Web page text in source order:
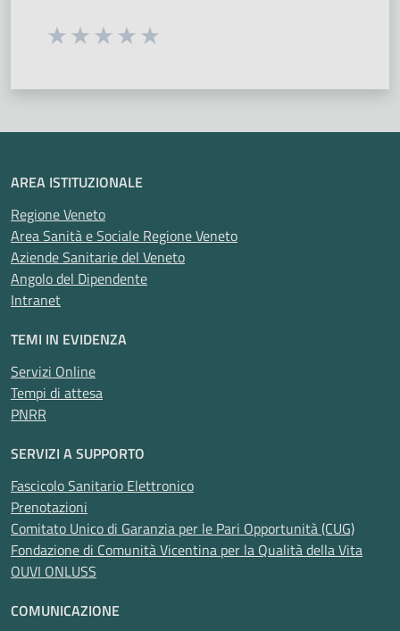
Seleziona una valutazione da 1 a 5 stelle
AREA ISTITUZIONALE
Regione Veneto
Area Sanità e Sociale Regione Veneto
Aziende Sanitarie del Veneto
Angolo del Dipendente
Intranet
TEMI IN EVIDENZA
Servizi Online
Tempi di attesa
PNRR
SERVIZI A SUPPORTO
Fascicolo Sanitario Elettronico
Prenotazioni
Comitato Unico di Garanzia per le Pari Opportunità (CUG)
Fondazione di Comunità Vicentina per la Qualità della Vita
OUVI ONLUSS
COMUNICAZIONE